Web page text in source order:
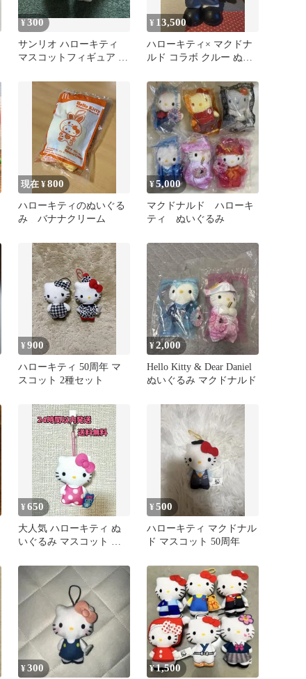
¥300
サンリオ ハローキティ
マスコットフィギュア 2
¥ 13,500
ハローキティ× マクドナ
ルド コラボ クルー ぬい
現在 ¥800
ハローキティのぬいぐる
み バナナクリーム
¥5,000
マクドナルド ハローキ
ティ ぬいぐるみ
¥900
ハローキティ 50周年 マ
スコット 2種セット
¥2,000
Hello Kitty & Dear Daniel
ぬいぐるみ マクドナルド
¥650
大人気 ハローキティ ぬ
いぐるみ マスコット マ
¥500
ハローキティ マクドナル
ド マスコット 50周年
¥300 ¥1,500